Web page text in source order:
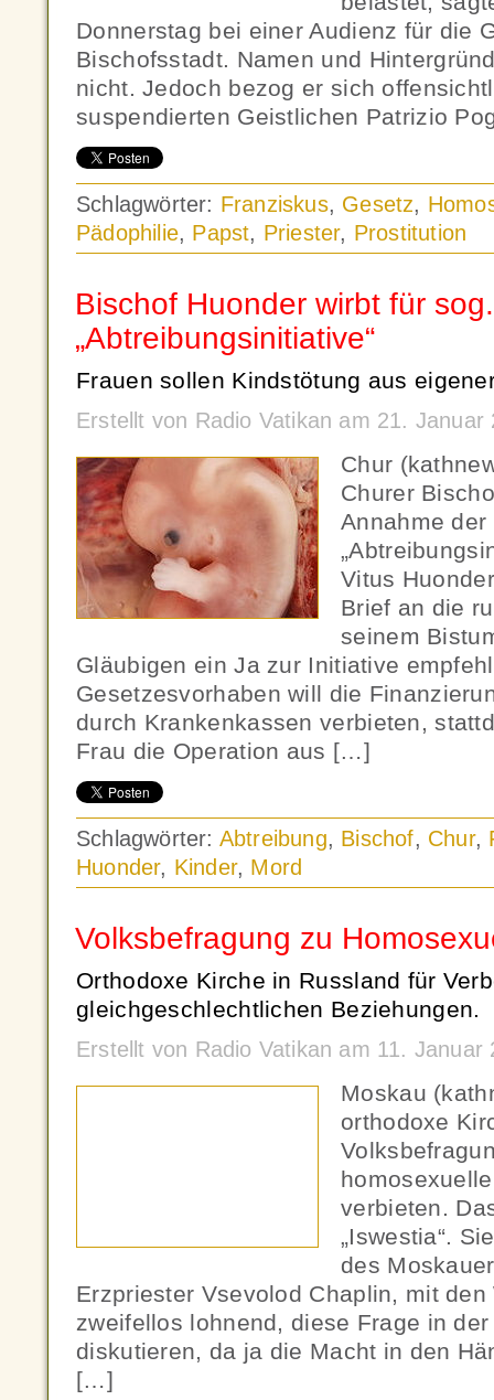
Donnerstag bei einer Audienz für die
Bischofsstadt. Namen und
nicht. Jedoch bezog er sich
suspendierten Geistlichen Patrizio
Schlagwörter: Franziskus, Gesetz,
Pädophilie, Papst, Priester, Prostitution
Bischof Huonder wirbt für sog.
„Abtreibungsinitiative“
Frauen sollen Kindstötung aus
Erstellt von Radio Vatikan am 21.
Chur
Churer
Annahme
Vitus
Brief an die
seinem
Gläubigen ein Ja zur Initiative
Gesetzesvorhaben will die
durch Krankenkassen verbieten,
Frau die Operation aus […]
Schlagwörter: Abtreibung, Bischof, Chur,
Huonder, Kinder, Mord
Volksbefragung zu
Orthodoxe Kirche in Russland für
gleichgeschlechtlichen Beziehungen.
Erstellt von Radio Vatikan am 11. Januar
Moskau
orthodoxe
verbieten.
„Iswestia“.
des
Erzpriester Vsevolod Chaplin, mit den
zweifellos lohnend, diese Frage in
diskutieren, da ja die Macht in den
[…]